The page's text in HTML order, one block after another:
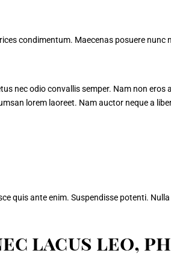
condimentum. Maecenas posuere nunc
nec odio convallis semper. Nam non
lorem laoreet. Nam auctor neque a
quis ante enim. Suspendisse potenti.
lacus leo,